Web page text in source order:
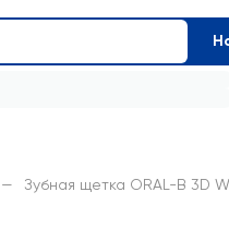
— Зубная щетка ORAL-B 3D